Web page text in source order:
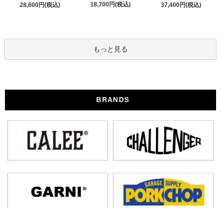
28,600円(税込)
18,700円(税込)
37,400円(税込)
もっと見る
BRANDS